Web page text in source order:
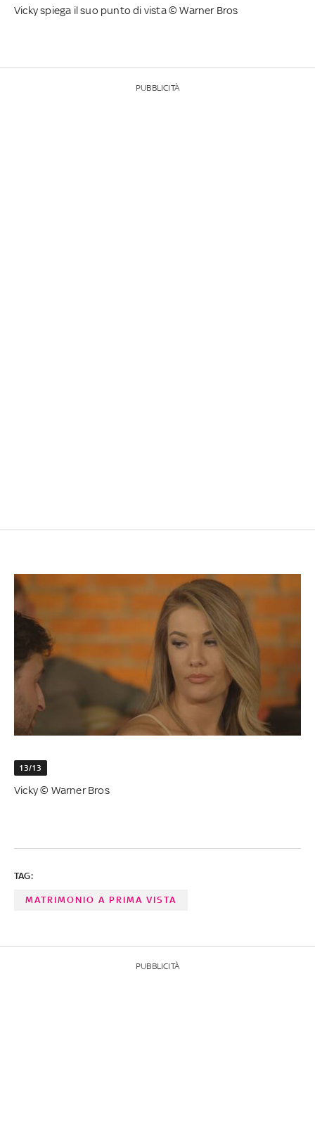
Vicky spiega il suo punto di vista © Warner Bros
PUBBLICITÀ
13/13
Vicky © Warner Bros
TAG:
MATRIMONIO A PRIMA VISTA
PUBBLICITÀ